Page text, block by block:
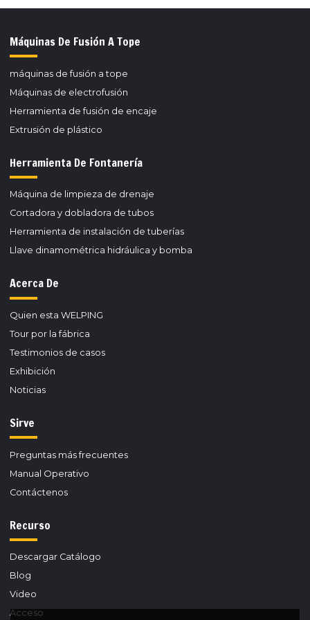
de HDPE
Máquinas De Fusión A Tope
máquinas de fusión a tope
Máquinas de electrofusión
Herramienta de fusión de encaje
Extrusión de plástico
Herramienta De Fontanería
Máquina de limpieza de drenaje
Cortadora y dobladora de tubos
Herramienta de instalación de tuberías
Llave dinamométrica hidráulica y bomba
Acerca De
Quien esta WELPING
Tour por la fábrica
Testimonios de casos
Exhibición
Noticias
Sirve
Preguntas más frecuentes
Manual Operativo
Contáctenos
Recurso
Descargar Catálogo
Blog
Video
Acceso